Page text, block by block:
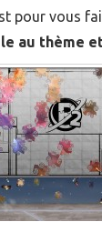
pour vous
au thème